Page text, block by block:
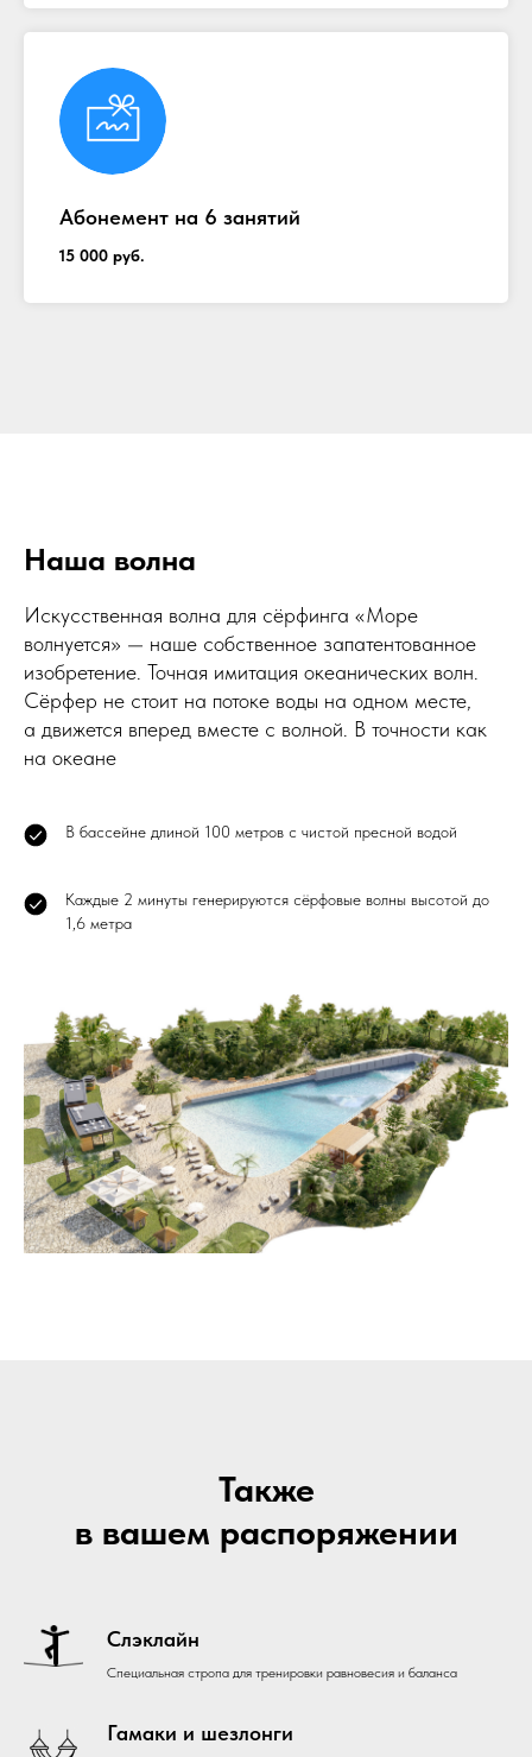
Абонемент на 6 занятий
15 000 руб.
Наша волна
Искусственная волна для сёрфинга «Море
волнуется» — наше собственное запатентованное
изобретение. Точная имитация океанических волн.
Сёрфер не стоит на потоке воды на одном месте,
а движется вперед вместе с волной. В точности как
на океане
В бассейне длиной 100 метров с чистой пресной водой
Каждые 2 минуты генерируются сёрфовые волны высотой до
1,6 метра
Также
в вашем распоряжении
Слэклайн
Специальная стропа для тренировки равновесия и баланса
Гамаки и шезлонги